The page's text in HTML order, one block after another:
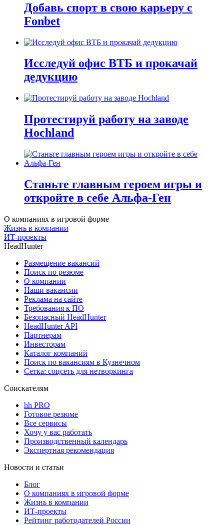
Добавь спорт в свою карьеру с
Fonbet
Исследуй офис ВТБ и прокачай
дедукцию
Протестируй работу на заводе
Hochland
Станьте главным героем игры и
откройте в себе Альфа-Ген
О компаниях в игровой форме
Жизнь в компании
ИТ-проекты
HeadHunter
Размещение вакансий
Поиск по резюме
О компании
Наши вакансии
Реклама на сайте
Требования к ПО
Безопасный HeadHunter
HeadHunter API
Партнерам
Инвесторам
Каталог компаний
Поиск по вакансиям в Кузнечном
Сетка: соцсеть для нетворкинга
Соискателям
hh PRO
Готовое резюме
Все сервисы
Хочу у вас работать
Производственный календарь
Экспертная рекомендация
Новости и статьи
Блог
О компаниях в игровой форме
Жизнь в компании
ИТ-проекты
Рейтинг работодателей России